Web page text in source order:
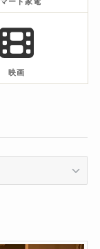
ート家電
映画